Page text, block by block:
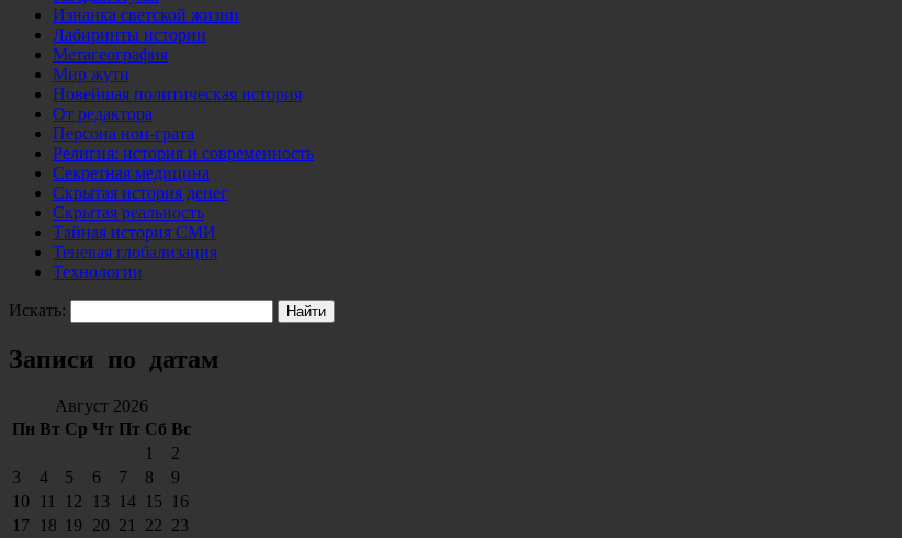
Изнанка светской жизни
Лабиринты истории
Метагеография
Мир жути
Новейшая политическая история
От редактора
Персона нон-грата
Религия: история и современность
Секретная медицина
Скрытая история денег
Скрытая реальность
Тайная история СМИ
Теневая глобализация
Технологии
Искать:
Записи по датам
Август 2026
Пн Вт Ср Чт Пт Сб Вс
1
2
3
4 5 6 7 8
9
10
11 12 13 14 15
16
17
18 19 20 21 22 23